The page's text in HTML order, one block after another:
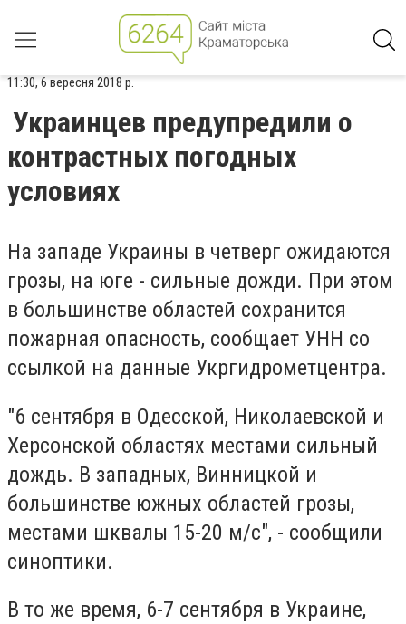
11:30, 6 вересня 2018 р.
Украинцев предупредили о
контрастных погодных
условиях
На западе Украины в четверг ожидаются
грозы, на юге - сильные дожди. При этом
в большинстве областей сохранится
пожарная опасность, сообщает УНН со
ссылкой на данные Укргидрометцентра.
"6 сентября в Одесской, Николаевской и
Херсонской областях местами сильный
дождь. В западных, Винницкой и
большинстве южных областей грозы,
местами шквалы 15-20 м/с", - сообщили
синоптики.
В то же время, 6-7 сентября в Украине,